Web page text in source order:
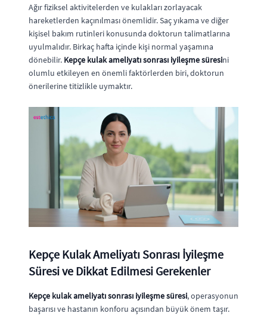
Ağır fiziksel aktivitelerden ve kulakları zorlayacak
hareketlerden kaçınılması önemlidir. Saç yıkama ve diğer
kişisel bakım rutinleri konusunda doktorun talimatlarına
uyulmalıdır. Birkaç hafta içinde kişi normal yaşamına
dönebilir. Kepçe kulak ameliyatı sonrası iyileşme süresini
olumlu etkileyen en önemli faktörlerden biri, doktorun
önerilerine titizlikle uymaktır.
Kepçe Kulak Ameliyatı Sonrası İyileşme
Süresi ve Dikkat Edilmesi Gerekenler
Kepçe kulak ameliyatı sonrası iyileşme süresi, operasyonun
başarısı ve hastanın konforu açısından büyük önem taşır.